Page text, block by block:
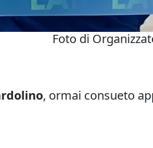
Foto di
, ormai consueto